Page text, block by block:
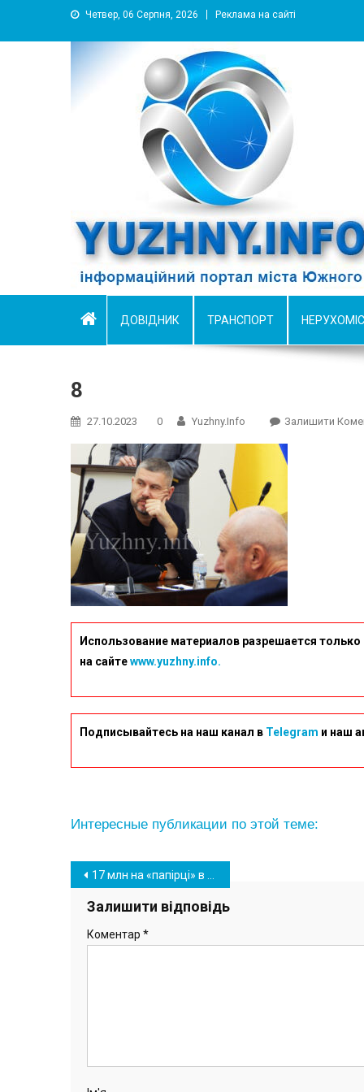
Четвер, 06 Серпня, 2026 Реклама на сайті
YUZHNY.INFO
информационный портал города Южный
ДОВІДНИК ТРАНСПОРТ
8
27.10.2023 0 Yuzhny.info Залишити
Использование материалов разрешается
на сайтеwww.yuzhny.info.
Подписывайтесь на наш канал в Telegram и наш
Интересные публикации по этой теме:
Навігація
записів
17 млн на «папірці» в умовах війни: в Южному хочуть розробити план розвитку ОТГ
Залишити відповідь
Коментар *